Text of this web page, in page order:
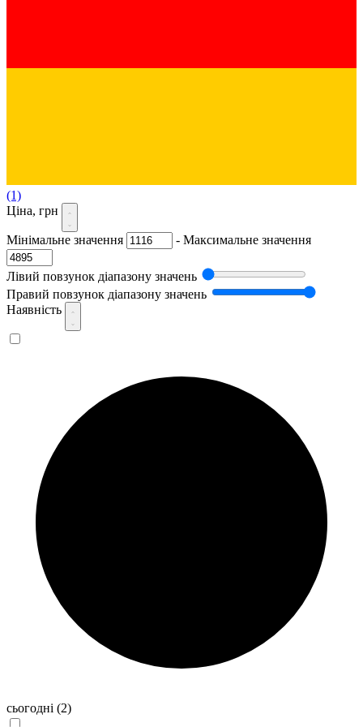
(1)
Ціна, грн
Мінімальне значення - Максимальне значення
Лівий повзунок діапазону значень
Правий повзунок діапазону значень
Наявність
сьогодні (2)